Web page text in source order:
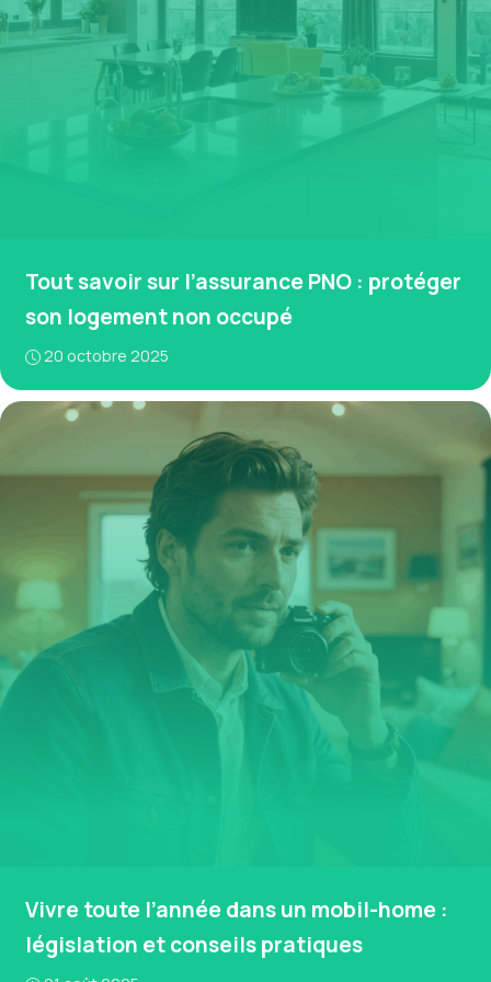
Tout savoir sur l’assurance PNO : protéger
son logement non occupé
20 octobre 2025
Vivre toute l’année dans un mobil-home :
législation et conseils pratiques